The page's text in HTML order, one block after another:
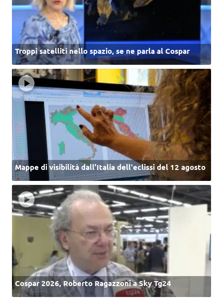
Troppi satelliti nello spazio, se ne parla al Cospar
Mappe di visibilità dall’Italia dell'eclissi del 12 agosto
Cospar 2026, Roberto Ragazzoni a Sky Tg24